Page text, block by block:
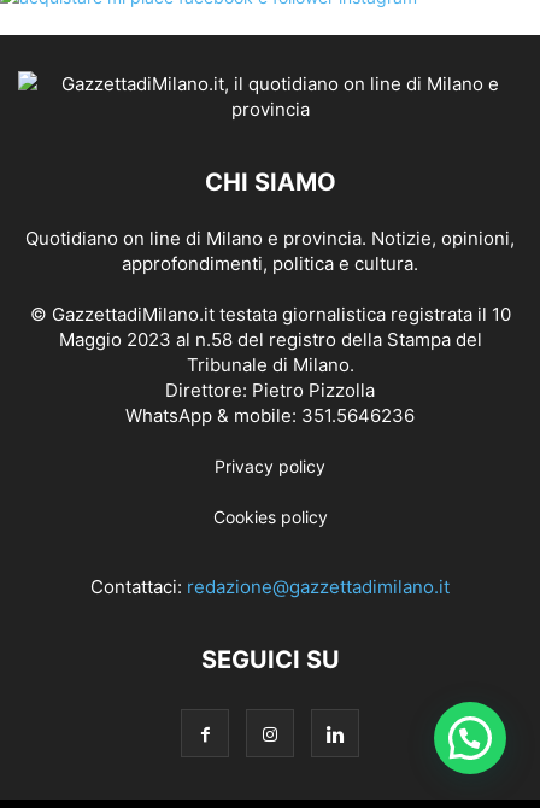
CHI SIAMO
Quotidiano on line di Milano e provincia. Notizie, opinioni,
approfondimenti, politica e cultura.
© GazzettadiMilano.it testata giornalistica registrata il 10
Maggio 2023 al n.58 del registro della Stampa del
Tribunale di Milano.
Direttore: Pietro Pizzolla
WhatsApp & mobile: 351.5646236
Privacy policy
Cookies policy
Contattaci: redazione@gazzettadimilano.it
SEGUICI SU